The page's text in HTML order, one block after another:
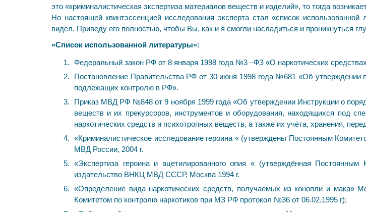
это «криминалистическая экспертиза материалов веществ и изделий», то тогда
Но настоящей квинтэссенцией исследования эксперта стал «список
видел. Приведу его полностью, чтобы Вы, как и я смогли насладиться и проникнуться
«Список использованной литературы»:
Федеральный закон РФ от 8 января 1998 года №3 –ФЗ «О наркотических
Постановление Правительства РФ от 30 июня 1998 года №681 «Об утверждении
подлежащих контролю в РФ».
Приказ МВД РФ №848 от 9 ноября 1999 года «Об утверждении Инструкции о
веществ и их прекурсоров, инструментов и оборудования, находящихся под
наркотических средств и психотропных веществ, а также их учёта, хранения,
«Криминалистическое исследование героина « (утверждены Постоянным
МВД России, 2004 г.
«Экспертиза героина и ацетилированного опия « (утверждённая
издательство ВНКЦ МВД СССР, Москва 1994 г.
«Определение вида наркотических средств, получаемых из конопли и
Комитетом по контролю наркотиков при МЗ РФ протокол №36 от 06.02.1995 г);